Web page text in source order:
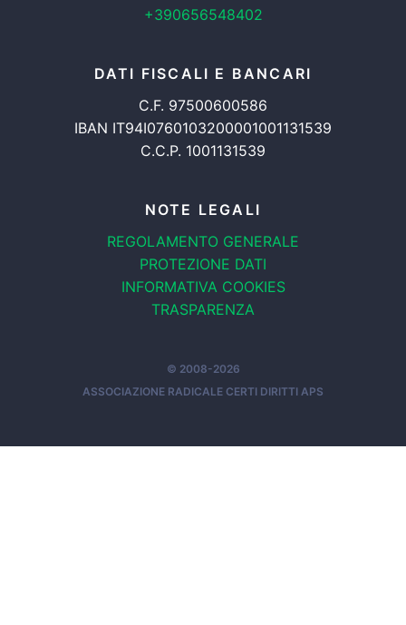
+390656548402
DATI FISCALI E BANCARI
C.F. 97500600586
IBAN IT94I0760103200001001131539
C.C.P. 1001131539
NOTE LEGALI
REGOLAMENTO GENERALE
PROTEZIONE DATI
INFORMATIVA COOKIES
TRASPARENZA
© 2008-2026
ASSOCIAZIONE RADICALE CERTI DIRITTI APS